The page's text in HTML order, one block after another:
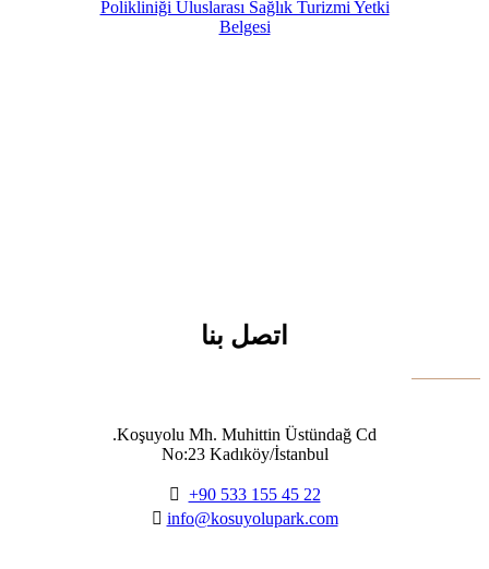
اتصل بنا
Koşuyolu Mh. Muhittin Üstündağ Cd.
No:23 Kadıköy/İstanbul
 +90 533 155 45 22
 info@kosuyolupark.com